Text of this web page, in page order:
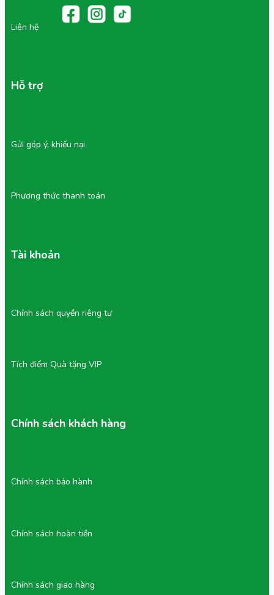
Liên hệ
Hỗ trợ
Chính sách khách hàng
Chính sách bảo hành
Chính sách hoàn tiền
Chính sách giao hàng
Tích điểm Quà tặng VIP
Chính sách quyền riêng tư
Tài khoản
Phương thức thanh toán
Gửi góp ý, khiếu nại